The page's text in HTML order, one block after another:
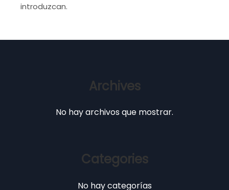
introduzcan.
Archives
No hay archivos que mostrar.
Categories
No hay categorías